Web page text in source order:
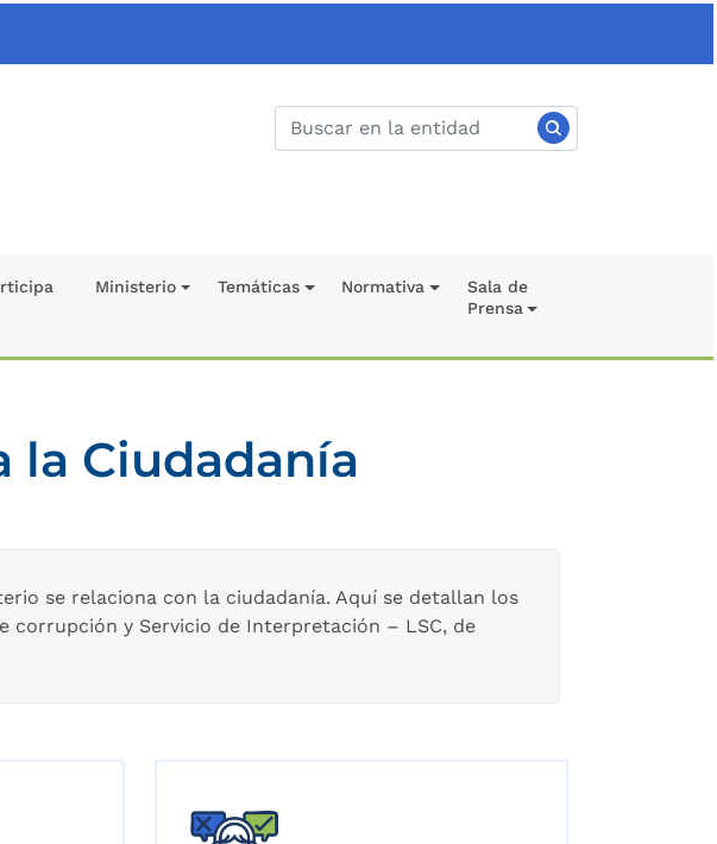
Ministerio Temáticas Normativa
Sala de
Prensa
la Ciudadanía
se relaciona con la ciudadanía. Aquí se detallan los
corrupción y Servicio de Interpretación – LSC, de